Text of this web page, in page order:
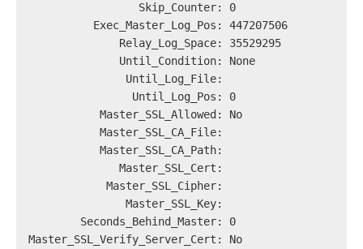
                 Skip_Counter: 0
          Exec_Master_Log_Pos: 447207506
              Relay_Log_Space: 35529295
              Until_Condition: None
               Until_Log_File:
                Until_Log_Pos: 0
           Master_SSL_Allowed: No
           Master_SSL_CA_File:
           Master_SSL_CA_Path:
              Master_SSL_Cert:
            Master_SSL_Cipher:
               Master_SSL_Key:
        Seconds_Behind_Master: 0
Master_SSL_Verify_Server_Cert: No